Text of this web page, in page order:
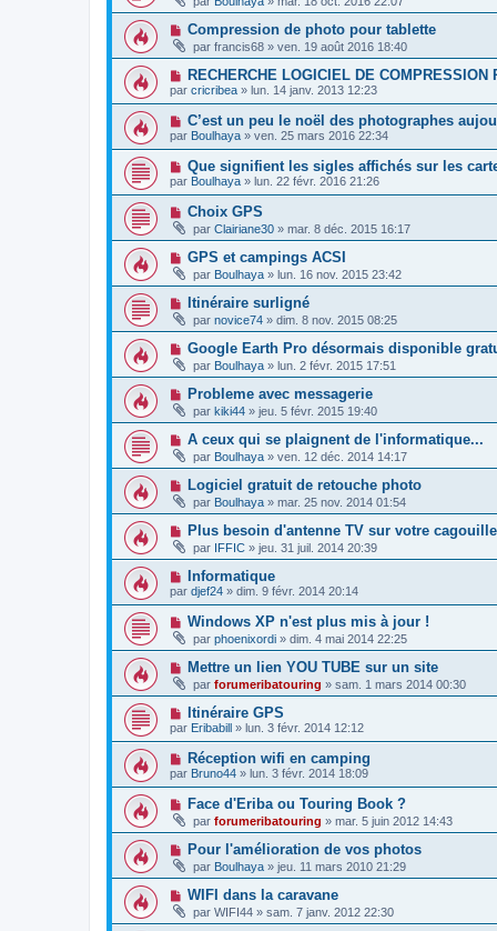
Compression de photo pour tablette
par francis68 » ven. 19 août 2016 18:40
RECHERCHE LOGICIEL DE COMPRESSION
par cricribea » lun. 14 janv. 2013 12:23
C’est un peu le noël des photographes
par Boulhaya » ven. 25 mars 2016 22:34
Que signifient les sigles affichés sur les
par Boulhaya » lun. 22 févr. 2016 21:26
Choix GPS
par Clairiane30 » mar. 8 déc. 2015 16:17
GPS et campings ACSI
par Boulhaya » lun. 16 nov. 2015 23:42
Itinéraire surligné
par novice74 » dim. 8 nov. 2015 08:25
Google Earth Pro désormais disponible
par Boulhaya » lun. 2 févr. 2015 17:51
Probleme avec messagerie
par kiki44 » jeu. 5 févr. 2015 19:40
A ceux qui se plaignent de l'informatique...
par Boulhaya » ven. 12 déc. 2014 14:17
Logiciel gratuit de retouche photo
par Boulhaya » mar. 25 nov. 2014 01:54
Plus besoin d'antenne TV sur votre
par IFFIC » jeu. 31 juil. 2014 20:39
Informatique
par djef24 » dim. 9 févr. 2014 20:14
Windows XP n'est plus mis à jour !
par phoenixordi » dim. 4 mai 2014 22:25
Mettre un lien YOU TUBE sur un site
par forumeribatouring » sam. 1 mars 2014 00:30
Itinéraire GPS
par Eribabill » lun. 3 févr. 2014 12:12
Réception wifi en camping
par Bruno44 » lun. 3 févr. 2014 18:09
Face d'Eriba ou Touring Book ?
par forumeribatouring » mar. 5 juin 2012 14:43
Pour l'amélioration de vos photos
par Boulhaya » jeu. 11 mars 2010 21:29
WIFI dans la caravane
par WIFI44 » sam. 7 janv. 2012 22:30